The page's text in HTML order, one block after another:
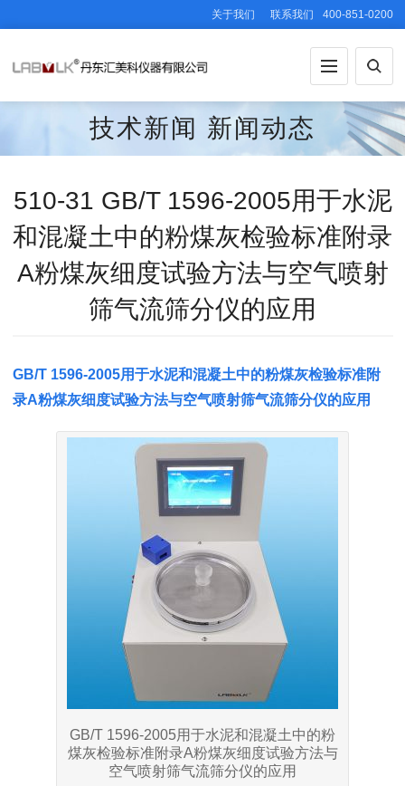
关于我们 联系我们 400-851-0200
技术新闻 新闻动态
510-31 GB/T 1596-2005用于水泥
和混凝土中的粉煤灰检验标准附录
A粉煤灰细度试验方法与空气喷射
筛气流筛分仪的应用
GB/T 1596-2005用于水泥和混凝土中的粉煤灰检验标准附
录A粉煤灰细度试验方法与空气喷射筛气流筛分仪的应用
GB/T 1596-2005用于水泥和混凝土中的粉
煤灰检验标准附录A粉煤灰细度试验方法与
空气喷射筛气流筛分仪的应用